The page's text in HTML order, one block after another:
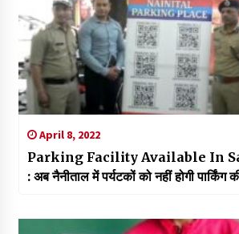
April 8, 2022
Parking Facility Available In
: अब नैनीताल में पर्यटकों को नहीं होगी पार्किंग